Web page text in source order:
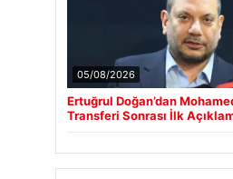
05/08/2026
Ertuğrul Doğan’dan
Transferi Sonrası İlk